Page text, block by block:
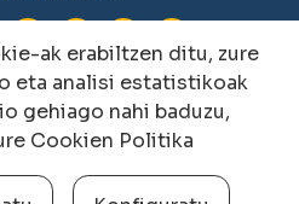
ak erabiltzen ditu, zure
eta analisi estatistikoak
gehiago nahi baduzu,
Cookien Politika